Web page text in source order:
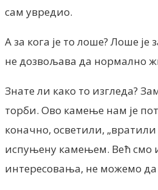
сам увредио.
А за кога је то лоше? Лоше
не дозвољава да нормално
Знате ли како то изгледа?
торби. Ово камење нам је
коначно, осветили,
испуњену камењем. Већ смо
интересовања, не можемо